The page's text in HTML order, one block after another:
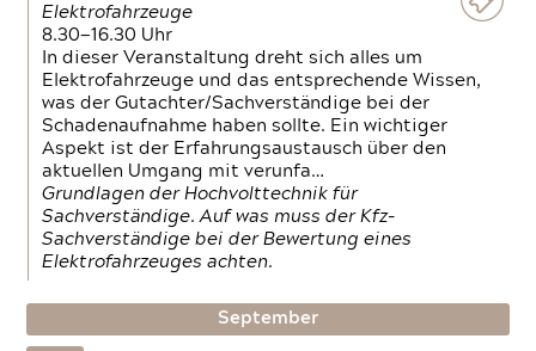
Elektrofahrzeuge
8.30—16.30 Uhr
In dieser Veranstaltung dreht sich alles um
Elektrofahrzeuge und das entsprechende Wissen,
was der Gutachter/Sachverständige bei der
Schadenaufnahme haben sollte. Ein wichtiger
Aspekt ist der Erfahrungsaustausch über den
aktuellen Umgang mit verunfa…
Grundlagen der Hochvolttechnik für
Sachverständige. Auf was muss der Kfz-
Sachverständige bei der Bewertung eines
Elektrofahrzeuges achten.
September